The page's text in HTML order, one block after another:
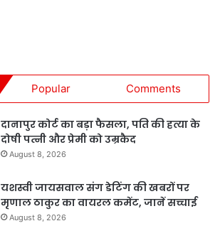
Popular Comments
दानापुर कोर्ट का बड़ा फैसला, पति की हत्या के
दोषी पत्नी और प्रेमी को उम्रकैद
August 8, 2026
यशस्वी जायसवाल संग डेटिंग की खबरों पर
मृणाल ठाकुर का वायरल कमेंट, जानें सच्चाई
August 8, 2026